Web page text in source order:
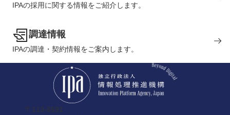
IPAの採用に関する情報をご紹介します。
調達情報
IPAの調達・契約情報をご案内します。
〒113-6591